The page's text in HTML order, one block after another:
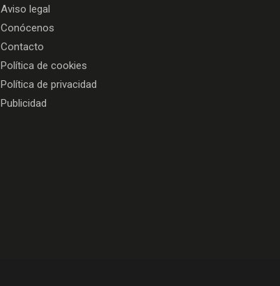
Aviso legal
Conócenos
Contacto
Política de cookies
Política de privacidad
Publicidad